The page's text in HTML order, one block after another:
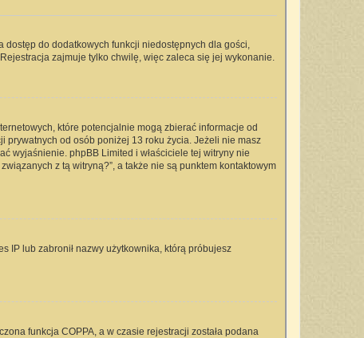
dostęp do dodatkowych funkcji niedostępnych dla gości,
zajmuje tylko chwilę, więc zaleca się jej wykonanie.
które potencjalnie mogą zbierać informacje od
od osób poniżej 13 roku życia. Jeżeli nie masz
wyjaśnienie. phpBB Limited i właściciele tej witryny nie
z tą witryną?”, a także nie są punktem kontaktowym
IP lub zabronił nazwy użytkownika, którą próbujesz
funkcja COPPA, a w czasie rejestracji została podana